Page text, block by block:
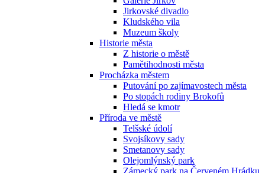
Jirkovské divadlo
Kludského vila
Muzeum školy
Historie města
Z historie o městě
Pamětihodnosti města
Procházka městem
Putování po zajímavostech města
Po stopách rodiny Brokofů
Hledá se kmotr
Příroda ve městě
Telšské údolí
Svojsíkovy sady
Smetanovy sady
Olejomlýnský park
Zámecký park na Červeném Hrádku